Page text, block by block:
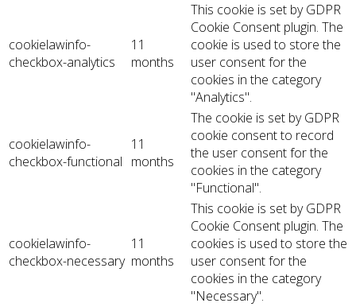
cookielawinfo-
checkbox-analytics
11
months
This cookie is set by GDPR
Cookie Consent plugin. The
cookie is used to store the
user consent for the
cookies in the category
"Analytics".
cookielawinfo-
checkbox-functional
11
months
The cookie is set by GDPR
cookie consent to record
the user consent for the
cookies in the category
"Functional".
cookielawinfo-
checkbox-necessary
11
months
This cookie is set by GDPR
Cookie Consent plugin. The
cookies is used to store the
user consent for the
cookies in the category
"Necessary".